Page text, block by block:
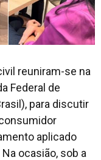
reuniram-se na
Federal de
para discutir
aplicado
ocasião, sob a